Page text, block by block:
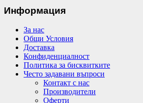
Информация
За нас
Общи Условия
Доставка
Конфиденциалност
Политика за бисквитките
Често задавани въпроси
Контакт с нас
Производители
Оферти